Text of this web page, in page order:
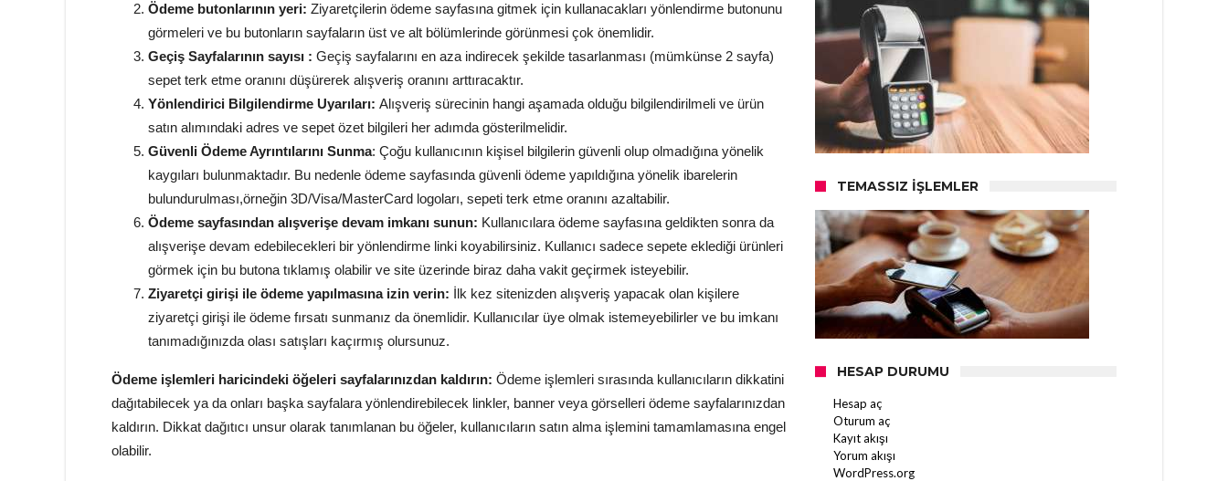
Ödeme butonlarının yeri: Ziyaretçilerin ödeme sayfasına gitmek için kullanacakları yönlendirme butonunu
görmeleri ve bu butonların sayfaların üst ve alt bölümlerinde görünmesi çok önemlidir.
Geçiş Sayfalarının sayısı : Geçiş sayfalarını en aza indirecek şekilde tasarlanması (mümkünse 2 sayfa)
sepet terk etme oranını düşürerek alışveriş oranını arttıracaktır.
Yönlendirici Bilgilendirme Uyarıları: Alışveriş sürecinin hangi aşamada olduğu bilgilendirilmeli ve ürün
satın alımındaki adres ve sepet özet bilgileri her adımda gösterilmelidir.
Güvenli Ödeme Ayrıntılarını Sunma: Çoğu kullanıcının kişisel bilgilerin güvenli olup olmadığına yönelik
kaygıları bulunmaktadır. Bu nedenle ödeme sayfasında güvenli ödeme yapıldığına yönelik ibarelerin
bulundurulması,örneğin 3D/Visa/MasterCard logoları, sepeti terk etme oranını azaltabilir.
Ödeme sayfasından alışverişe devam imkanı sunun: Kullanıcılara ödeme sayfasına geldikten sonra da
alışverişe devam edebilecekleri bir yönlendirme linki koyabilirsiniz. Kullanıcı sadece sepete eklediği ürünleri
görmek için bu butona tıklamış olabilir ve site üzerinde biraz daha vakit geçirmek isteyebilir.
Ziyaretçi girişi ile ödeme yapılmasına izin verin: İlk kez sitenizden alışveriş yapacak olan kişilere
ziyaretçi girişi ile ödeme fırsatı sunmanız da önemlidir. Kullanıcılar üye olmak istemeyebilirler ve bu imkanı
tanımadığınızda olası satışları kaçırmış olursunuz.
Ödeme işlemleri haricindeki öğeleri sayfalarınızdan kaldırın: Ödeme işlemleri sırasında kullanıcıların dikkatini
dağıtabilecek ya da onları başka sayfalara yönlendirebilecek linkler, banner veya görselleri ödeme sayfalarınızdan
kaldırın. Dikkat dağıtıcı unsur olarak tanımlanan bu öğeler, kullanıcıların satın alma işlemini tamamlamasına engel
olabilir.
TEMASSIZ İŞLEMLER
HESAP DURUMU
Hesap aç
Oturum aç
Kayıt akışı
Yorum akışı
WordPress.org